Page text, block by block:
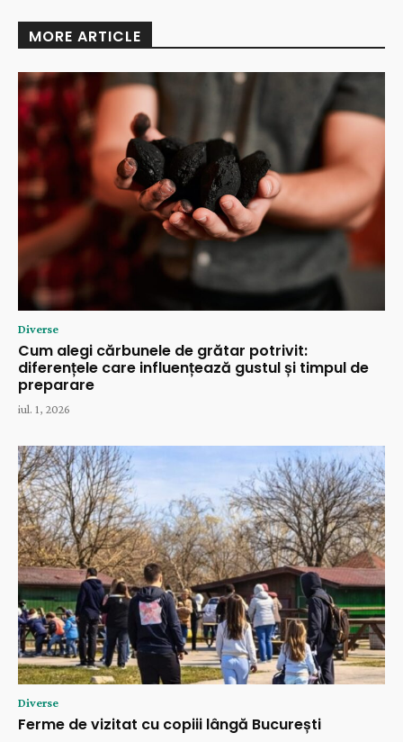
MORE ARTICLE
Diverse
Cum alegi cărbunele de grătar potrivit:
diferențele care influențează gustul și timpul de
preparare
iul. 1, 2026
Diverse
Ferme de vizitat cu copiii lângă București